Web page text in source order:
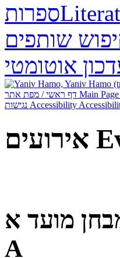
ספרות
שותפים
אוטומטי
Main
Accessibility
אירועים
A